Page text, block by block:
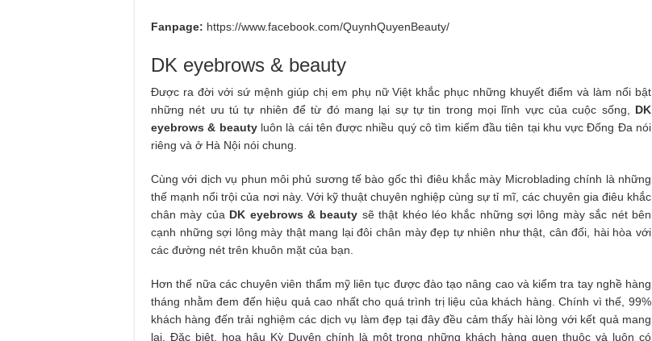
Fanpage: https://www.facebook.com/QuynhQuyenBeauty/
DK eyebrows & beauty
Được ra đời với sứ mệnh giúp chị em phụ nữ Việt khắc phục những khuyết điểm và làm nổi bật
những nét ưu tú tự nhiên để từ đó mang lại sự tự tin trong mọi lĩnh vực của cuộc sống,
DK
eyebrows & beautyluôn là cái tên được nhiều quý cô tìm kiếm đầu tiên tại khu vực Đống Đa nói
riêng và ở Hà Nội nói chung.
Cùng với dịch vụ phun môi phủ sương tế bào gốc thì điêu khắc mày Microblading chính là những
thế mạnh nổi trội của nơi này. Với kỹ thuật chuyên nghiệp cùng sự tỉ mĩ, các chuyên gia điêu khắc
chân mày của DK eyebrows & beauty sẽ thật khéo léo khắc những sợi lông mày sắc nét bên
cạnh những sợi lông mày thật mang lại đôi chân mày đẹp tự nhiên như thật, cân đối, hài hòa với
các đường nét trên khuôn mặt của bạn.
Hơn thế nữa các chuyên viên thẩm mỹ liên tục được đào tạo nâng cao và kiểm tra tay nghề hàng
tháng nhằm đem đến hiệu quả cao nhất cho quá trình trị liệu của khách hàng. Chính vì thế, 99%
khách hàng đến trải nghiệm các dịch vụ làm đẹp tại đây đều cảm thấy hài lòng với kết quả mang
lại. Đặc biệt, hoa hậu Kỳ Duyên chính là một trong những khách hàng quen thuộc và luôn có